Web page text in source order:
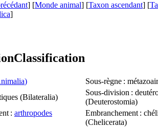
] [Monde animal] [Taxon ascendant] [
]
Classification
) Sous-règne :
(Bilateralia)
Sous-division :
(Deuterostomia)
: arthropodes
Embranchement :
(Chelicerata)